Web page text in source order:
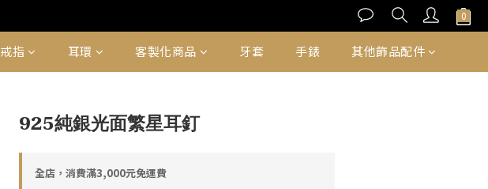
戒指 耳環 客製化商品 牙套 手錶 其他飾品配件
925純銀光面繁星耳釘
全店，消費滿3,000元免運費
立即購買